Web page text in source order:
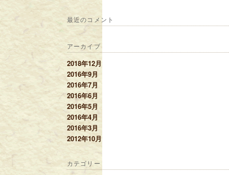
最近のコメント
アーカイブ
2018年12月
2016年9月
2016年7月
2016年6月
2016年5月
2016年4月
2016年3月
2012年10月
カテゴリー